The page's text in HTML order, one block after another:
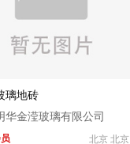
璃地砖
华金滢玻璃有限公司
北京 北京